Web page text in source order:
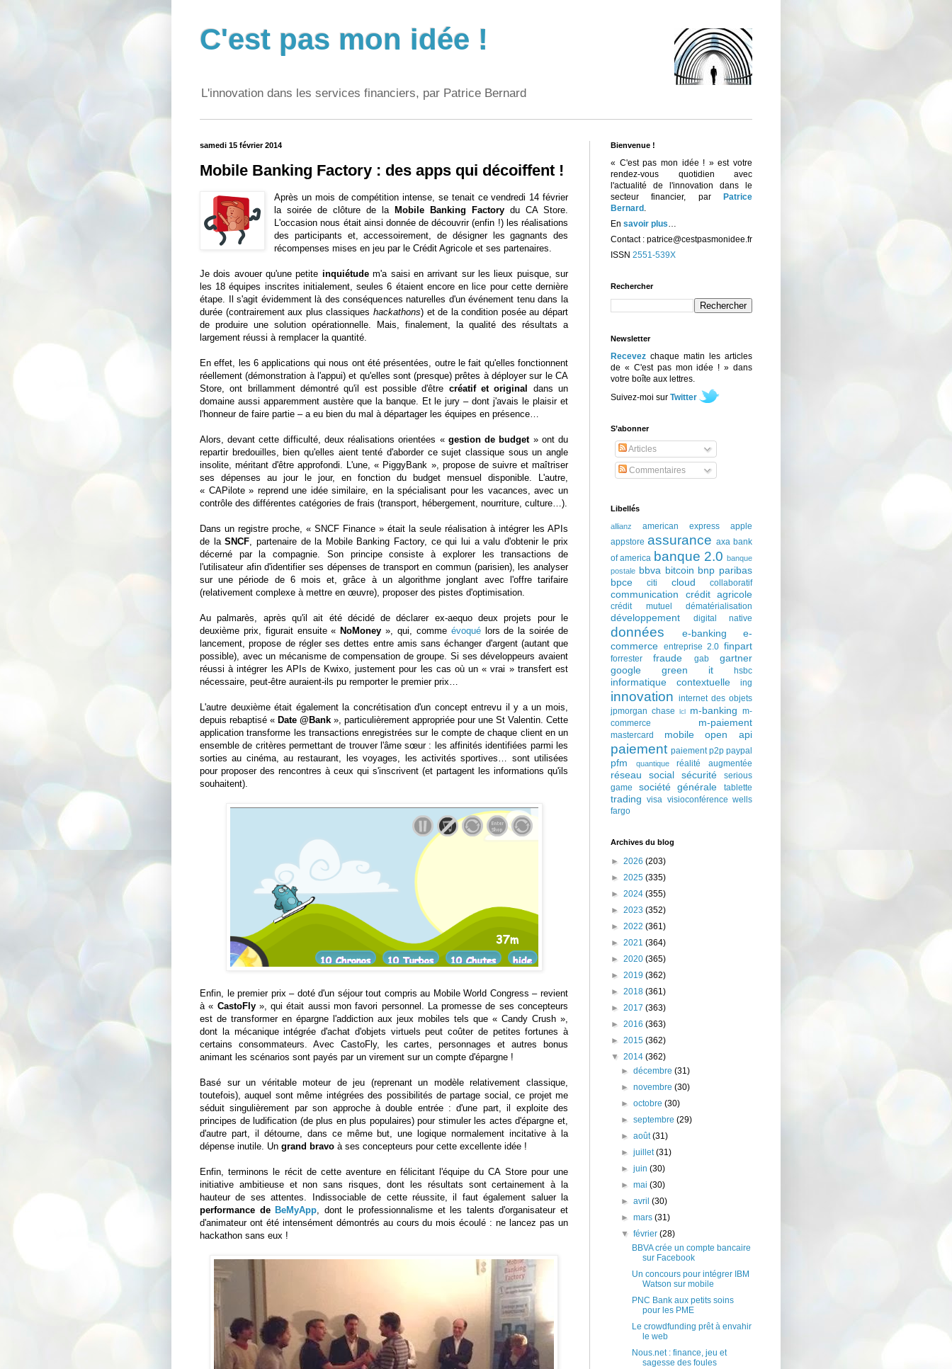
C'est pas mon idée !
L'innovation dans les services financiers, par Patrice Bernard
samedi 15 février 2014
Mobile Banking Factory : des apps qui décoiffent !
Après un mois de compétition intense, se tenait ce vendredi 14 février
la soirée de clôture de la Mobile Banking Factory du CA Store.
L'occasion nous était ainsi donnée de découvrir (enfin !) les réalisations
des participants et, accessoirement, de désigner les gagnants des
récompenses mises en jeu par le Crédit Agricole et ses partenaires.
Je dois avouer qu'une petite inquiétudem'a saisi en arrivant sur les lieux puisque, sur
les 18 équipes inscrites initialement, seules 6 étaient encore en lice pour cette dernière
étape. Il s'agit évidemment là des conséquences naturelles d'un événement tenu dans la
durée (contrairement aux plus classiques hackathons) et de la condition posée au départ
de produire une solution opérationnelle. Mais, finalement, la qualité des résultats a
largement réussi à remplacer la quantité.
En effet, les 6 applications qui nous ont été présentées, outre le fait qu'elles fonctionnent
réellement (démonstration à l'appui) et qu'elles sont (presque) prêtes à déployer sur le CA
Store, ont brillamment démontré qu'il est possible d'être créatif et original
dans un
domaine aussi apparemment austère que la banque. Et le jury – dont j'avais le plaisir et
l'honneur de faire partie – a eu bien du mal à départager les équipes en présence…
Alors, devant cette difficulté, deux réalisations orientées « gestion de budget» ont du
repartir bredouilles, bien qu'elles aient tenté d'aborder ce sujet classique sous un angle
insolite, méritant d'être approfondi. L'une, « PiggyBank », propose de suivre et maîtriser
ses dépenses au jour le jour, en fonction du budget mensuel disponible. L'autre,
« CAPilote » reprend une idée similaire, en la spécialisant pour les vacances, avec un
contrôle des différentes catégories de frais (transport, hébergement, nourriture, culture…).
Dans un registre proche, « SNCF Finance » était la seule réalisation à intégrer les APIs
de laSNCF, partenaire de la Mobile Banking Factory, ce qui lui a valu d'obtenir le prix
décerné par la compagnie. Son principe consiste à explorer les transactions de
l'utilisateur afin d'identifier ses dépenses de transport en commun (parisien), les analyser
sur une période de 6 mois et, grâce à un algorithme jonglant avec l'offre tarifaire
(relativement complexe à mettre en œuvre), proposer des pistes d'optimisation.
Au palmarès, après qu'il ait été décidé de déclarer ex-aequo deux projets pour le
deuxième prix, figurait ensuite « NoMoney », qui, comme évoquélors de la soirée de
lancement, propose de régler ses dettes entre amis sans échanger d'argent (autant que
possible), avec un mécanisme de compensation de groupe. Si ses développeurs avaient
réussi à intégrer les APIs de Kwixo, justement pour les cas où un « vrai » transfert est
nécessaire, peut-être auraient-ils pu remporter le premier prix…
L'autre deuxième était également la concrétisation d'un concept entrevu il y a un mois,
depuis rebaptisé « Date @Bank », particulièrement appropriée pour une St Valentin. Cette
application transforme les transactions enregistrées sur le compte de chaque client en un
ensemble de critères permettant de trouver l'âme sœur : les affinités identifiées parmi les
sorties au cinéma, au restaurant, les voyages, les activités sportives… sont utilisées
pour proposer des rencontres à ceux qui s'inscrivent (et partagent les informations qu'ils
souhaitent).
Enfin, le premier prix – doté d'un séjour tout compris au Mobile World Congress – revient
à « CastoFly», qui était aussi mon favori personnel. La promesse de ses concepteurs
est de transformer en épargne l'addiction aux jeux mobiles tels que « Candy Crush »,
dont la mécanique intégrée d'achat d'objets virtuels peut coûter de petites fortunes à
certains consommateurs. Avec CastoFly, les cartes, personnages et autres bonus
animant les scénarios sont payés par un virement sur un compte d'épargne !
Basé sur un véritable moteur de jeu (reprenant un modèle relativement classique,
toutefois), auquel sont même intégrées des possibilités de partage social, ce projet me
séduit singulièrement par son approche à double entrée : d'une part, il exploite des
principes de ludification (de plus en plus populaires) pour stimuler les actes d'épargne et,
d'autre part, il détourne, dans ce même but, une logique normalement incitative à la
dépense inutile. Un grand bravo à ses concepteurs pour cette excellente idée !
Enfin, terminons le récit de cette aventure en félicitant l'équipe du CA Store pour une
initiative ambitieuse et non sans risques, dont les résultats sont certainement à la
hauteur de ses attentes. Indissociable de cette réussite, il faut également saluer la
performance de BeMyApp, dont le professionnalisme et les talents d'organisateur et
d'animateur ont été intensément démontrés au cours du mois écoulé : ne lancez pas un
hackathon sans eux !
Bienvenue !
« C'est pas mon idée ! » est votre
rendez-vous quotidien avec
l'actualité de l'innovation dans le
secteur financier, par
Patrice
Bernard .
En savoir plus…
Contact : patrice@cestpasmonidee.fr
ISSN 2551-539X
Rechercher
Newsletter
Recevez chaque matin les articles
de « C'est pas mon idée ! » dans
votre boîte aux lettres.
Suivez-moi sur Twitter
S’abonner
Articles
Commentaires
Libellés
allianz american express
apple
appstore assurance axa bank
of america banque 2.0 banque
postale bbva bitcoin bnp paribas
bpce
citi cloud collaboratif
communication crédit agricole
crédit mutuel dématérialisation
développement digital native
données e-banking
e-
commerce entreprise 2.0 finpart
forrester fraude gab
gartner
google
green it hsbc
informatique contextuelle ing
innovation internet des objets
jpmorgan chase
lcl m-banking m-
commerce
m-paiement
mastercard mobile open api
paiement paiement p2p paypal
pfm quantique réalité augmentée
réseau social sécurité
serious
game
société générale tablette
trading visa visioconférence wells
fargo
Archives du blog
► 2026 (203)
► 2025 (335)
► 2024 (355)
► 2023 (352)
► 2022 (361)
► 2021 (364)
► 2020 (365)
► 2019 (362)
► 2018 (361)
► 2017 (363)
► 2016 (363)
► 2015 (362)
▼ 2014 (362)
►décembre(31)
►novembre(30)
►octobre(30)
►septembre(29)
►août(31)
►juillet(31)
►juin(30)
►mai(30)
►avril(30)
►mars(31)
▼février(28)
BBVA crée un compte bancaire
sur Facebook
Un concours pour intégrer IBM
Watson sur mobile
PNC Bank aux petits soins
pour les PME
Le crowdfunding prêt à envahir
le web
Nous.net : finance, jeu et
sagesse des foules